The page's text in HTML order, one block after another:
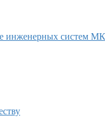
инженерных систем